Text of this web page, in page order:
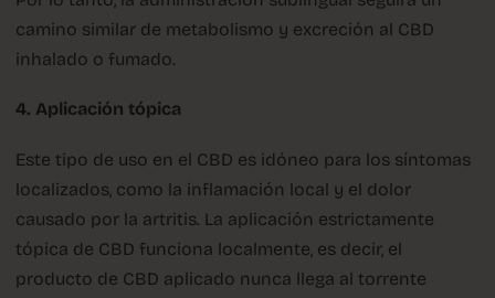
camino similar de metabolismo y excreción al CBD
inhalado o fumado.
4. Aplicación tópica
Este tipo de uso en el CBD es idóneo para los síntomas
localizados, como la inflamación local y el dolor
causado por la artritis. La aplicación estrictamente
tópica de CBD funciona localmente, es decir, el
producto de CBD aplicado nunca llega al torrente